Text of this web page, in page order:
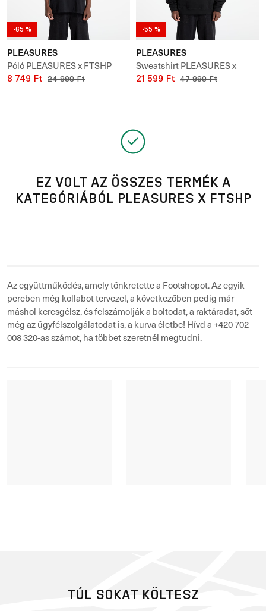
-65 %
PLEASURES
Póló PLEASURES x FTSHP
Questions T-Shirt UNISEX
8 749 Ft 24 990 Ft
-55 %
PLEASURES
Sweatshirt PLEASURES x
FTSHP Angel Hoodie UNISEX
21 599 Ft 47 990 Ft
EZ VOLT AZ ÖSSZES TERMÉK A
KATEGÓRIÁBÓL PLEASURES X FTSHP
Az együttműködés, amely tönkretette a Footshopot. Az egyik
percben még kollabot tervezel, a következőben pedig már
máshol keresgélsz, és felszámolják a boltodat, a raktáradat, sőt
még az ügyfélszolgálatodat is, a kurva életbe! Hívd a +420 702
008 320-as számot, ha többet szeretnél megtudni.
TÚL SOKAT KÖLTESZ